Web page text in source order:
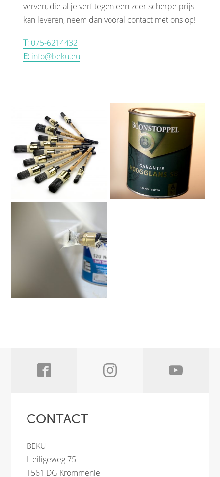
verven, die al je verf tegen een zeer scherpe prijs
kan leveren, neem dan vooral contact met ons op!
T: 075-6214432
E: info@beku.eu
CONTACT
BEKU
Heiligeweg 75
1561 DG Krommenie